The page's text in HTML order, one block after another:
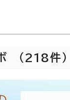
（218件）